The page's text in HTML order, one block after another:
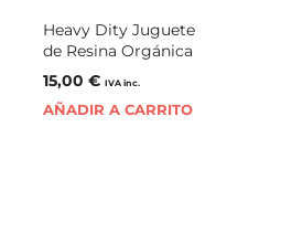
Heavy Dity Juguete
de Resina Orgánica
15,00 € IVA inc.
AÑADIR A CARRITO